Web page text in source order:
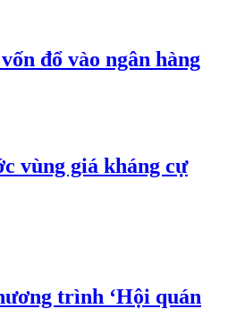
đổ vào ngân hàng
vùng giá kháng cự
trình ‘Hội quán